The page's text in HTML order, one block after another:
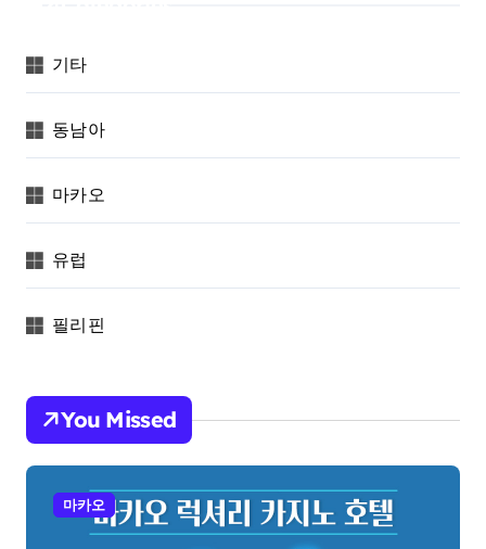
기타
동남아
마카오
유럽
필리핀
You Missed
마카오